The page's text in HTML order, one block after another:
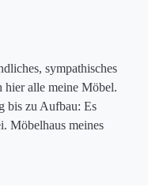
sympathisches
alle meine Möbel.
bis zu Aufbau: Es
Möbelhaus meines